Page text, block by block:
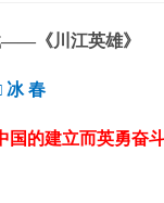
《川江英雄》
冰 春
的建立而英勇奋